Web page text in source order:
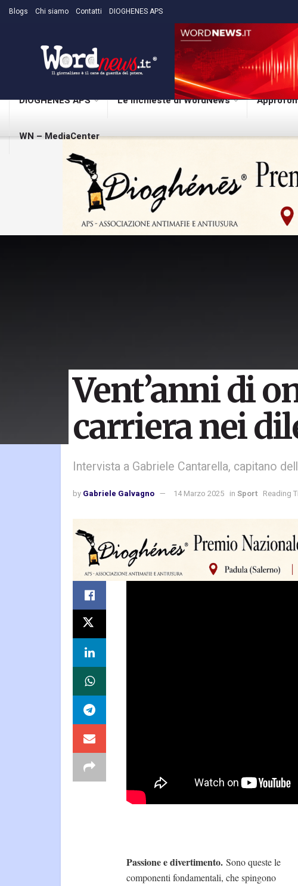
Blogs Chi siamo Contatti DIOGHENES APS
DIOGHENES APS Le inchieste di WordNews
WN – MediaCenter
Vent’anni di
carriera nei
Intervista a Gabriele Cantarella, capitano
by Gabriele Galvagno 14 Marzo 2025 in Sport Reading
Passione e divertimento. Sono queste le
componenti fondamentali, che spingono